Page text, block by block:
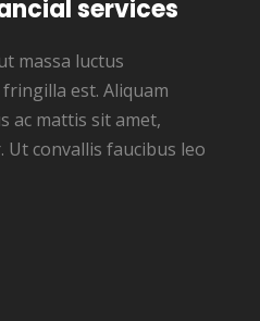
services
massa luctus
est. Aliquam
ac mattis sit amet,
convallis faucibus leo